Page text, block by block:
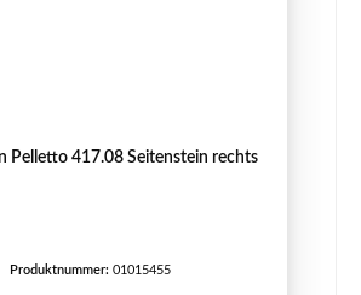
Pelletto 417.08 Seitenstein rechts
Produktnummer: 01015455